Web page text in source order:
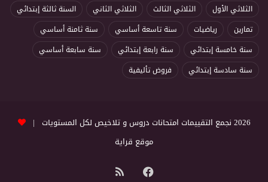
الثلاثي الأول
الثلاثي الثالث الثلاثي الثاني
السنة ثالثة إبتدائي
تمارين
رياضيات سنة تاسعة أساسي
سنة ثامنة أساسي
سنة خامسة إبتدائي
سنة رابعة إبتدائي
سنة سابعة أساسي
سنة سادسة إبتدائي
فروض تأليفية
2026 نجمع التقييمات امتحانات دروس و تلاخيص لكل المستويات |
موقع قراية
فيسبوك